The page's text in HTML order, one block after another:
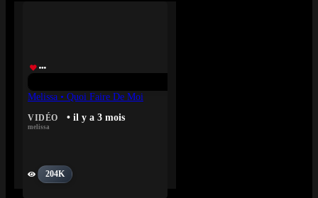
Melissa • Quoi Faire De Moi
VIDÉO • il y a 3 mois
melissa
204K